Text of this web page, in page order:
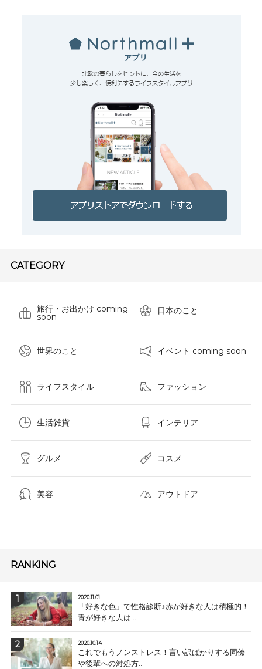
CATEGORY
旅行・お出かけ coming
soon
日本のこと
世界のこと イベント coming soon
ライフスタイル ファッション
生活雑貨 インテリア
グルメ コスメ​
美容 アウトドア
RANKING
2020.11.01
「好きな色」で性格診断♪赤が好きな人は積極的！
青が好きな人は...
2020.10.14
これでもうノンストレス！言い訳ばかりする同僚
や後輩への対処方...